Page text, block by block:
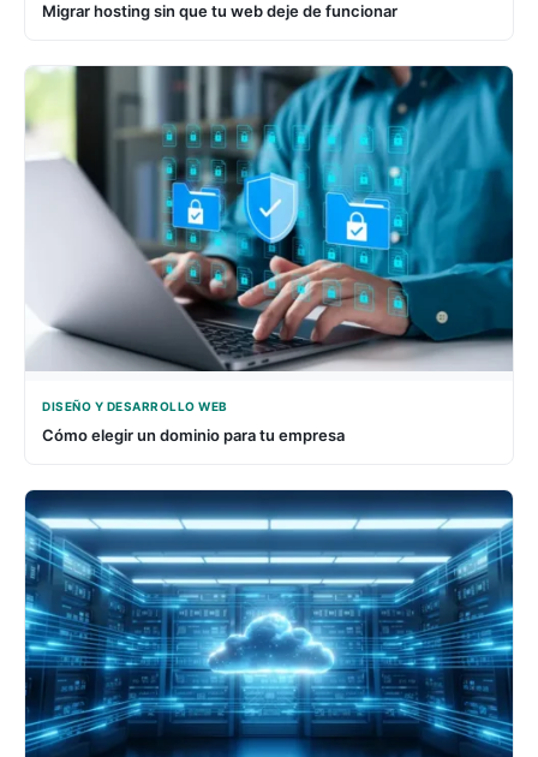
Migrar hosting sin que tu web deje de funcionar
DISEÑO Y DESARROLLO WEB
Cómo elegir un dominio para tu empresa